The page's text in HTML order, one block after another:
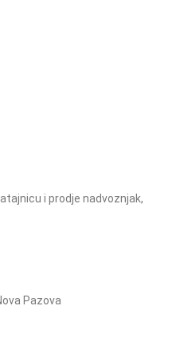
i prodje nadvoznjak,
Pazova